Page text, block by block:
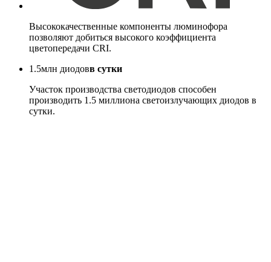
Высококачественные компоненты люминофора
позволяют добиться высокого коэффициента
цветопередачи CRI.
1.5млн диодовв сутки
Участок производства светодиодов способен
производить 1.5 миллиона светоизлучающих диодов в
сутки.